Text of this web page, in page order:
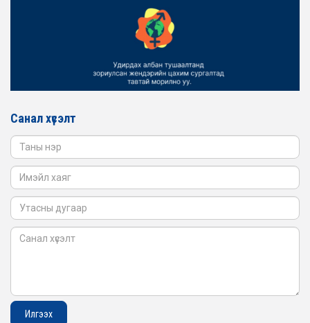
ЖЕНДЭРИЙН ҮНДЭСНИЙ ХОРООНЫ АЖЛЫН АЛБАНЫ
ТӨЛӨӨЛӨЛ БАТЛАН ХАМГААЛАХ ЯАМАНД
Санал хүсэлт